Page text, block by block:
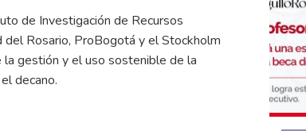
de Investigación de Recursos
Rosario, ProBogotá y el Stockholm
gestión y el uso sostenible de la
decano.